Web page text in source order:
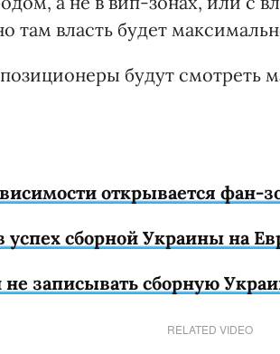
там власть будет
будут смотреть
открывается фан-
сборной Украины на
записывать сборную
RELATED VIDEO